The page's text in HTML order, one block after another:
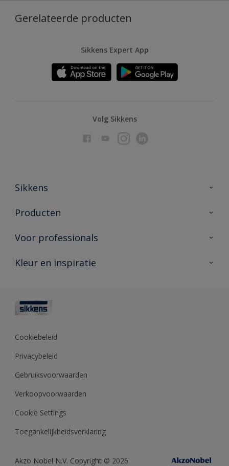
Gerelateerde producten
Sikkens Expert App
Volg Sikkens
Sikkens
Over Sikkens
Duurzaamheid
Producten
Producten voor binnen
Vind je verkooppunt
Voor professionals
Advies & service
Polyfilla Pro
Sikkens Center
Kleur en inspiratie
Kleurcollecties
Kennisbank
Cookiebeleid
Privacybeleid
Gebruiksvoorwaarden
Verkoopvoorwaarden
Cookie Settings
Toegankelijkheidsverklaring
Akzo Nobel N.V. Copyright © 2026